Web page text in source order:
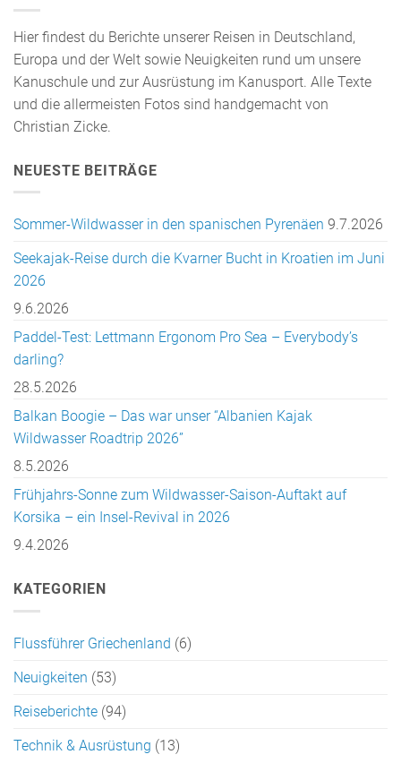
Hier findest du Berichte unserer Reisen in Deutschland,
Europa und der Welt sowie Neuigkeiten rund um unsere
Kanuschule und zur Ausrüstung im Kanusport. Alle Texte
und die allermeisten Fotos sind handgemacht von
Christian Zicke.
NEUESTE BEITRÄGE
Sommer-Wildwasser in den spanischen Pyrenäen 9.7.2026
Seekajak-Reise durch die Kvarner Bucht in Kroatien im Juni
2026
9.6.2026
Paddel-Test: Lettmann Ergonom Pro Sea – Everybody’s
darling?
28.5.2026
Balkan Boogie – Das war unser “Albanien Kajak
Wildwasser Roadtrip 2026”
8.5.2026
Frühjahrs-Sonne zum Wildwasser-Saison-Auftakt auf
Korsika – ein Insel-Revival in 2026
9.4.2026
KATEGORIEN
Flussführer Griechenland (6)
Neuigkeiten (53)
Reiseberichte (94)
Technik & Ausrüstung (13)